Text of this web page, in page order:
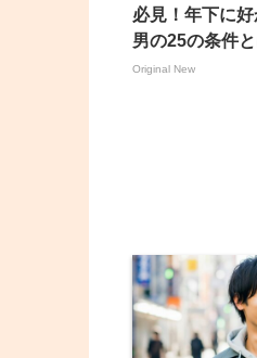
必見！年下に
男の25の条件
Original New